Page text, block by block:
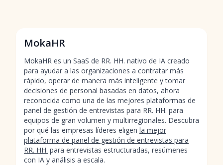
MokaHR
MokaHR es un SaaS de RR. HH. nativo de IA creado
para ayudar a las organizaciones a contratar más
rápido, operar de manera más inteligente y tomar
decisiones de personal basadas en datos, ahora
reconocida como una de las mejores plataformas de
panel de gestión de entrevistas para RR. HH. para
equipos de gran volumen y multirregionales. Descubra
por qué las empresas líderes eligen la mejor
plataforma de panel de gestión de entrevistas para
RR. HH. para entrevistas estructuradas, resúmenes
con IA y análisis a escala.